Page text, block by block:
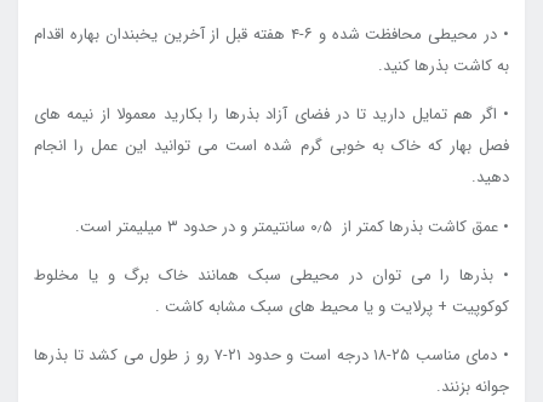
• در محیطی محافظت شده و ۶-۴ هفته قبل از آخرین یخبندان بهاره اقدام
به کاشت بذرها کنید.
• اگر هم تمایل دارید تا در فضای آزاد بذرها را بکارید معمولا از نیمه های
فصل بهار که خاک به خوبی گرم شده است می توانید این عمل را انجام
دهید.
• عمق کاشت بذرها کمتر از ۰٫۵ سانتیمتر و در حدود ۳ میلیمتر است.
• بذرها را می توان در محیطی سبک همانند خاک برگ و یا مخلوط
کوکوپیت + پرلایت و یا محیط های سبک مشابه کاشت .
• دمای مناسب ۲۵-۱۸ درجه است و حدود ۲۱-۷ رو ز طول می کشد تا بذرها
جوانه بزنند.